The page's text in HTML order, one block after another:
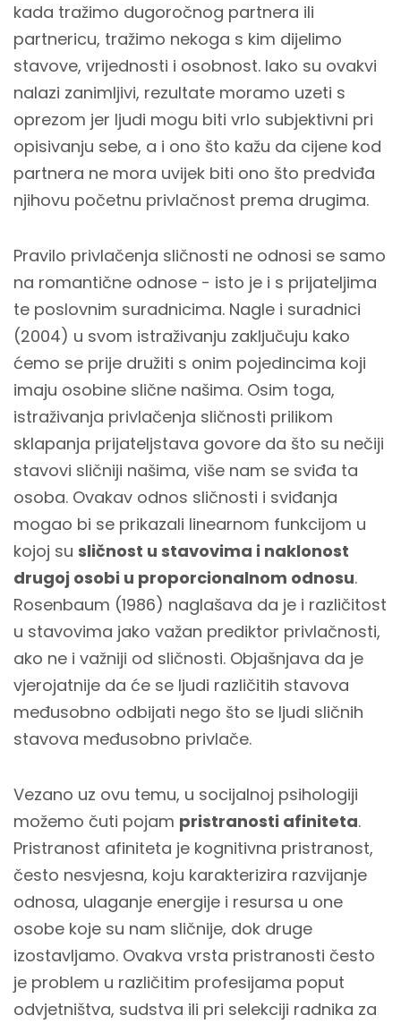
kada tražimo dugoročnog partnera ili
partnericu, tražimo nekoga s kim dijelimo
stavove, vrijednosti i osobnost. Iako su ovakvi
nalazi zanimljivi, rezultate moramo uzeti s
oprezom jer ljudi mogu biti vrlo subjektivni pri
opisivanju sebe, a i ono što kažu da cijene kod
partnera ne mora uvijek biti ono što predviđa
njihovu početnu privlačnost prema drugima.
Pravilo privlačenja sličnosti ne odnosi se samo
na romantične odnose - isto je i s prijateljima
te poslovnim suradnicima. Nagle i suradnici
(2004) u svom istraživanju zaključuju kako
ćemo se prije družiti s onim pojedincima koji
imaju osobine slične našima. Osim toga,
istraživanja privlačenja sličnosti prilikom
sklapanja prijateljstava govore da što su nečiji
stavovi sličniji našima, više nam se sviđa ta
osoba. Ovakav odnos sličnosti i sviđanja
mogao bi se prikazali linearnom funkcijom u
kojoj su sličnost u stavovima i naklonost
drugoj osobi u proporcionalnom odnosu.
Rosenbaum (1986) naglašava da je i različitost
u stavovima jako važan prediktor privlačnosti,
ako ne i važniji od sličnosti. Objašnjava da je
vjerojatnije da će se ljudi različitih stavova
međusobno odbijati nego što se ljudi sličnih
stavova međusobno privlače.
Vezano uz ovu temu, u socijalnoj psihologiji
možemo čuti pojam pristranosti afiniteta.
Pristranost afiniteta je kognitivna pristranost,
često nesvjesna, koju karakterizira razvijanje
odnosa, ulaganje energije i resursa u one
osobe koje su nam sličnije, dok druge
izostavljamo. Ovakva vrsta pristranosti često
je problem u različitim profesijama poput
odvjetništva, sudstva ili pri selekciji radnika za